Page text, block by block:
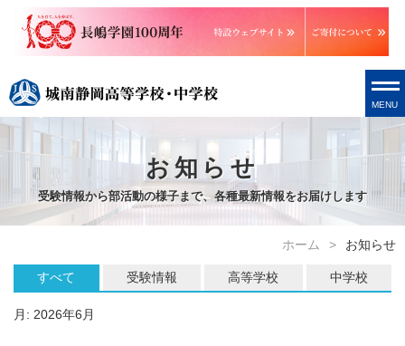
MENU
お知らせ
受験情報から部活動の様子まで、各種最新情報をお届けします
ホーム お知らせ
すべて 受験情報 高等学校 中学校
月: 2026年6月